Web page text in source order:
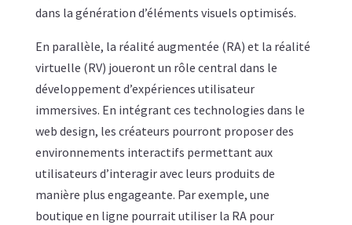
dans la génération d’éléments visuels optimisés.
En parallèle, la réalité augmentée (RA) et la réalité
virtuelle (RV) joueront un rôle central dans le
développement d’expériences utilisateur
immersives. En intégrant ces technologies dans le
web design, les créateurs pourront proposer des
environnements interactifs permettant aux
utilisateurs d’interagir avec leurs produits de
manière plus engageante. Par exemple, une
boutique en ligne pourrait utiliser la RA pour